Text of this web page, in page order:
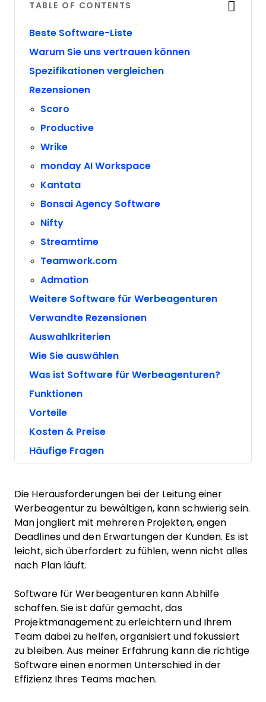
TABLE OF CONTENTS
Beste Software-Liste
Warum Sie uns vertrauen können
Spezifikationen vergleichen
Rezensionen
Scoro
Productive
Wrike
monday AI Workspace
Kantata
Bonsai Agency Software
Nifty
Streamtime
Teamwork.com
Admation
Weitere Software für Werbeagenturen
Verwandte Rezensionen
Auswahlkriterien
Wie Sie auswählen
Was ist Software für Werbeagenturen?
Funktionen
Vorteile
Kosten & Preise
Häufige Fragen
Die Herausforderungen bei der Leitung einer
Werbeagentur zu bewältigen, kann schwierig sein.
Man jongliert mit mehreren Projekten, engen
Deadlines und den Erwartungen der Kunden. Es ist
leicht, sich überfordert zu fühlen, wenn nicht alles
nach Plan läuft.
Software für Werbeagenturen kann Abhilfe
schaffen. Sie ist dafür gemacht, das
Projektmanagement zu erleichtern und Ihrem
Team dabei zu helfen, organisiert und fokussiert
zu bleiben. Aus meiner Erfahrung kann die richtige
Software einen enormen Unterschied in der
Effizienz Ihres Teams machen.